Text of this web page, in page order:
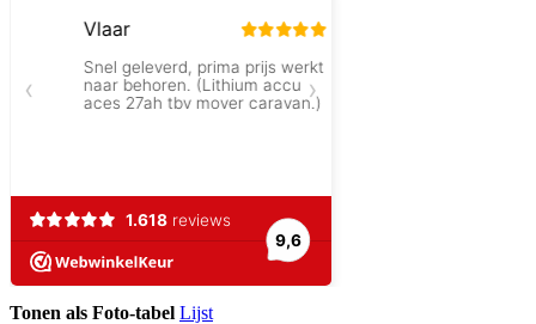
Tonen als Foto-tabel Lijst